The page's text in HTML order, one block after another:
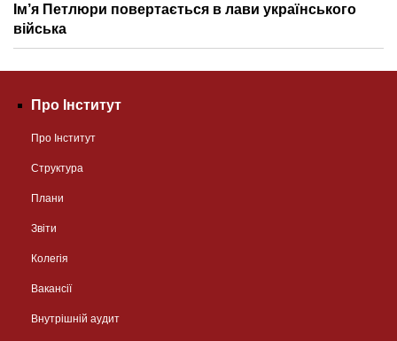
Ім’я Петлюри повертається в лави українського
війська
Про Інститут
Про Інститут
Структура
Плани
Звіти
Колегія
Вакансії
Внутрішній аудит